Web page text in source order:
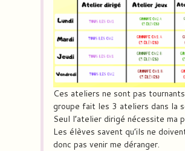
Ces ateliers ne sont pas
groupe fait les 3 ateliers dans la
Seul l’atelier dirigé nécessite ma
Les élèves savent qu’ils ne
donc pas venir me déranger.